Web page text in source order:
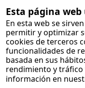
Esta página
En esta web se
permitir y optimizar
cookies de terceros
funcionalidades de
basada en sus
rendimiento y tráfico
información en